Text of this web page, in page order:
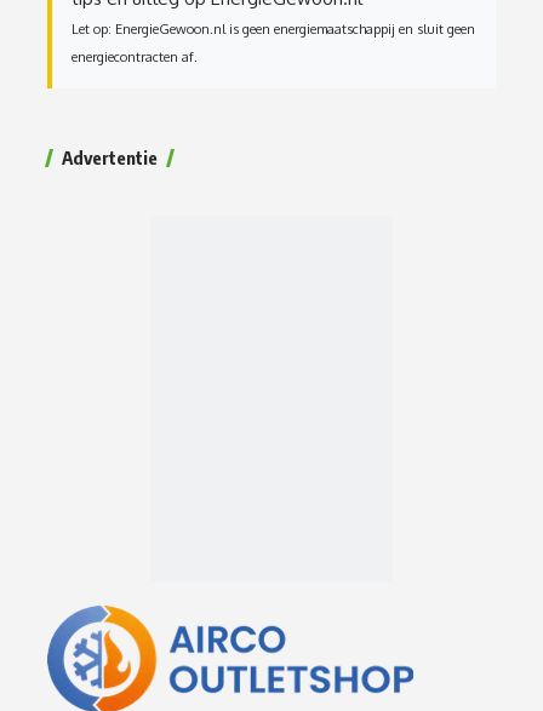
Let op: EnergieGewoon.nl is geen energiemaatschappij en sluit geen
energiecontracten af.
Advertentie